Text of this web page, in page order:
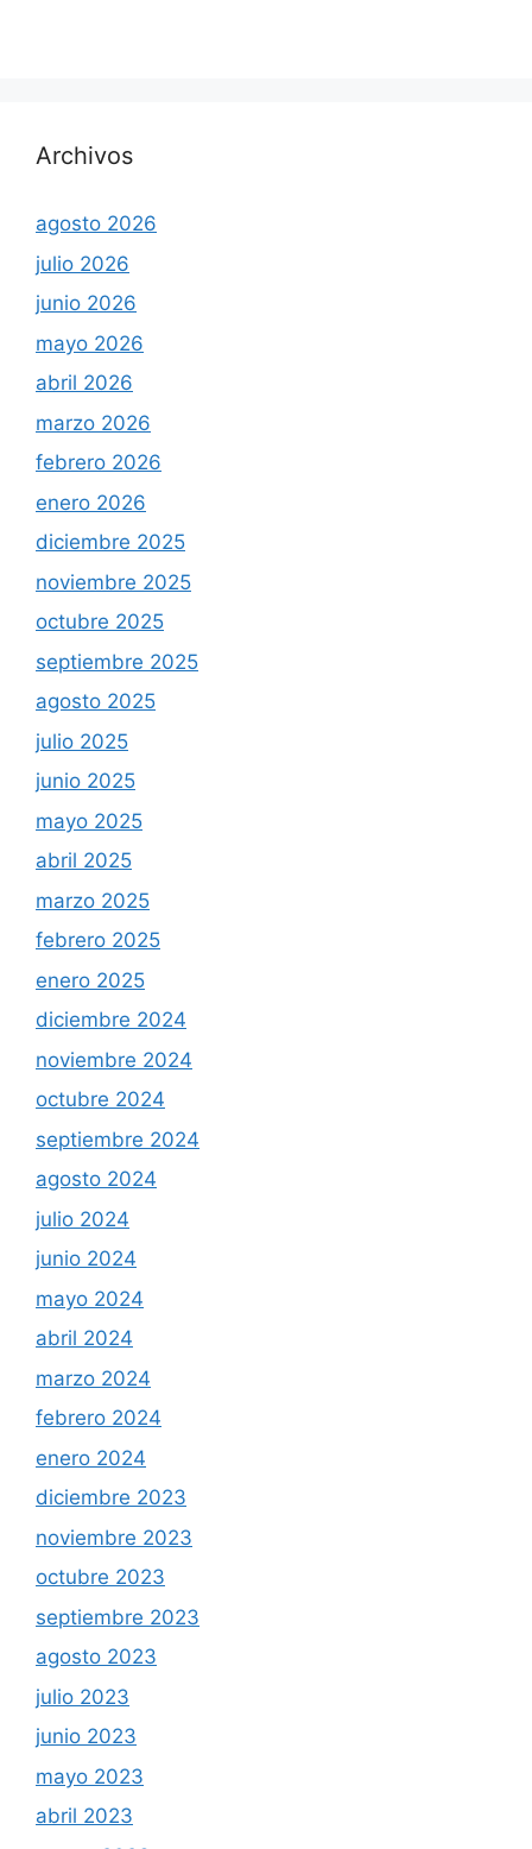
Archivos
agosto 2026
julio 2026
junio 2026
mayo 2026
abril 2026
marzo 2026
febrero 2026
enero 2026
diciembre 2025
noviembre 2025
octubre 2025
septiembre 2025
agosto 2025
julio 2025
junio 2025
mayo 2025
abril 2025
marzo 2025
febrero 2025
enero 2025
diciembre 2024
noviembre 2024
octubre 2024
septiembre 2024
agosto 2024
julio 2024
junio 2024
mayo 2024
abril 2024
marzo 2024
febrero 2024
enero 2024
diciembre 2023
noviembre 2023
octubre 2023
septiembre 2023
agosto 2023
julio 2023
junio 2023
mayo 2023
abril 2023